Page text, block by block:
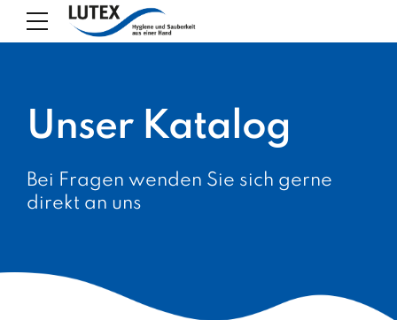
Unser Katalog
Bei Fragen wenden Sie sich gerne
direkt an uns